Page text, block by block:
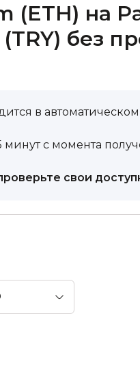
(ETH) на
без
в
с момента
свои